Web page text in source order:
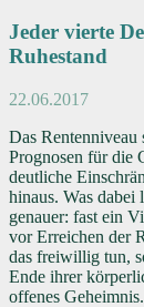
Jeder vierte
Ruhestand
22.06.2017
Das
Prognosen für die
deutliche
hinaus. Was dabei
genauer: fast ein
vor Erreichen der
das freiwillig tun,
Ende ihrer
offenes Geheimnis.